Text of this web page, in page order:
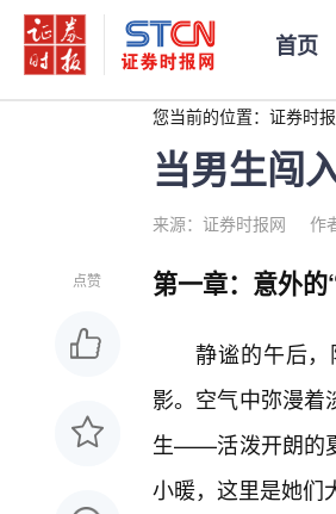
首页
您当前的位置： 证券时报
当男生闯
来源：证券时报网 作
点赞 第一章：意外的
静谧的午后
影。空气中弥漫
生——活泼开朗的
小暖，这里是她们